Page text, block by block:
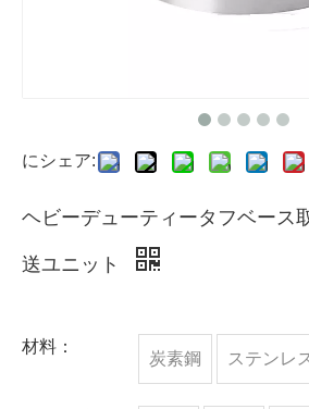
にシェア:
ヘビーデューティータフベース
送ユニット
材料：
炭素鋼 ステンレ